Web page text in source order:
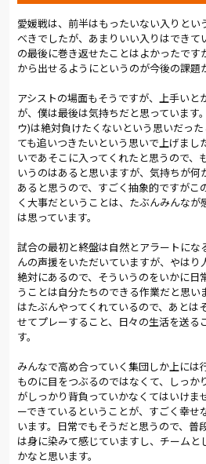
愛媛戦は、前半はもったいない入りとい
べきでしたが、あまりいい入りはできて
の最後に巻き返せたことはよかったです
から出せるようにというのが今後の課題
アシストの場面もそうですが、上手いと
が、僕は最後は気持ちだと思っています
ウ)は絶対負けたくないという思いだっ
ても追いつきたいという思いで上げまし
いであそこに入ってくれたと思うので、
いうのはあると思いますが、気持ちが何
あると思うので、すごく抽象的ですがこ
く大事だということは、たぶんみんな
は思っています。
試合の最初と終盤は自然とアラートにな
んの声援をいただいていますが、やはり
絶対にあるので、そういうのをいかに日
うことは自分たちのできる作業だと思
はたぶんやってくれているので、あとは
せてプレーすること、日々の生活を送る
す。
みんなで高め合っていく集団しか上には
ものに目をつぶるのではなくて、しっか
がしっかり背負っていかなくてはいけま
ーできているということが、すごく幸せ
います。日常でもそうだと思うので、普
は身に染みて感じていますし、チームと
かなと思います。